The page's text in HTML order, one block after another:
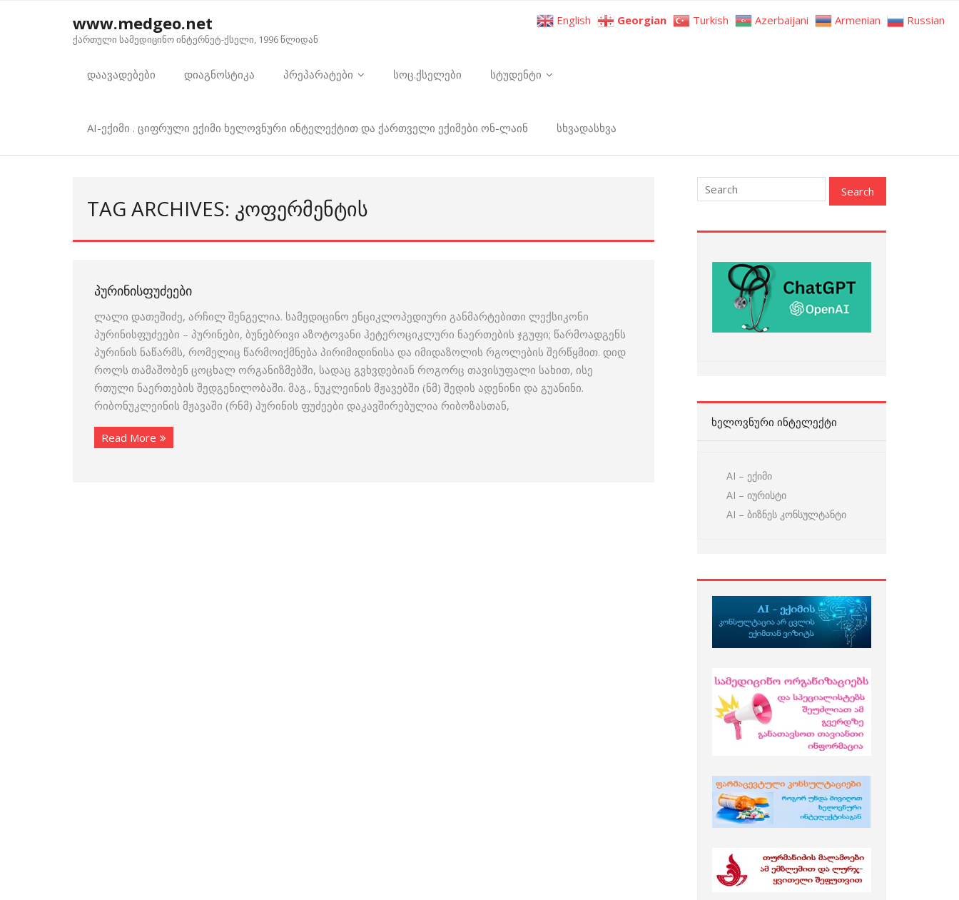
www.medgeo.net
ქართული სამედიცინო ინტერნეტ-ქსელი, 1996 წლიდან
დაავადებები დიაგნოსტიკა პრეპარატები სოც.ქსელები სტუდენტი
AI-ექიმი . ციფრული ექიმი ხელოვნური ინტელექტით და ქართველი ექიმები ონ-ლაინ სხვადასხვა
TAG ARCHIVES: ᲙᲝᲤᲔᲠᲛᲔᲜᲢᲘᲡ
ᲞᲣᲠᲘᲜᲘᲡᲤᲣᲫᲔᲔᲑᲘ
ლალი დათეშიძე, არჩილ შენგელია. სამედიცინო ენციკლოპედიური განმარტებითი ლექსიკონი
პურინისფუძეები – პურინები, ბუნებრივი აზოტოვანი ჰეტეროციკლური ნაერთების ჯგუფი; წარმოადგენს
პურინის ნაწარმს, რომელიც წარმოიქმნება პირიმიდინისა და იმიდაზოლის რგოლების შერწყმით. დიდ
როლს თამაშობენ ცოცხალ ორგანიზმებში, სადაც გვხვდებიან როგორც თავისუფალი სახით, ისე
რთული ნაერთების შედგენილობაში. მაგ., ნუკლეინის მჟავებში (ნმ) შედის ადენინი და გუანინი.
რიბონუკლეინის მჟავაში (რნმ) პურინის ფუძეები დაკავშირებულია რიბოზასთან,
Read More
ᲮᲔᲚᲝᲕᲜᲣᲠᲘ ᲘᲜᲢᲔᲚᲔᲥᲢᲘ
AI – ექიმი
AI – იურისტი
AI – ბიზნეს კონსულტანტი
English Georgian Turkish Azerbaijani Armenian Russian